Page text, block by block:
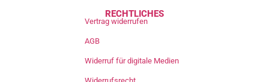
RECHTLICHES
Vertrag widerrufen
AGB
Widerruf für digitale Medien